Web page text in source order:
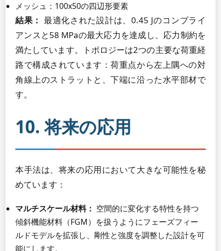
メッシュ：100x50の四辺形要素
結果： 最適化された設計は、0.45 Jのコンプライ
アンスと58 MPaの最大応力を達成し、応力制約を
満たしています。トポロジーは2つの主要な荷重経
路で構成されています：荷重点から左上隅への対
角線上のストラットと、下端に沿った水平部材で
す。
10. 将来の応用
本手法は、将来の応用において大きな可能性を秘
めています：
マルチスケール材料： 空間的に変化する特性を持つ
傾斜機能材料（FGM）を扱うようにフェーズフィー
ルドモデルを拡張し、剛性と強度を調整した設計を可
能にします。